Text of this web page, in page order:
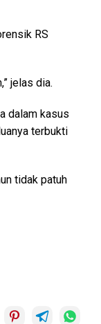
RS
jelas dia.
dalam kasus
terbukti
tidak patuh